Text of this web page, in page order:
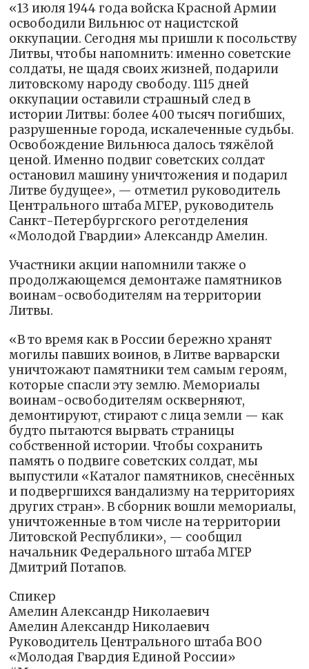
«13 июля 1944 года войска Красной Армии
освободили Вильнюс от нацистской
оккупации. Сегодня мы пришли к посольству
Литвы, чтобы напомнить: именно советские
солдаты, не щадя своих жизней, подарили
литовскому народу свободу. 1115 дней
оккупации оставили страшный след в
истории Литвы: более 400 тысяч погибших,
разрушенные города, искалеченные судьбы.
Освобождение Вильнюса далось тяжёлой
ценой. Именно подвиг советских солдат
остановил машину уничтожения и подарил
Литве будущее», — отметил руководитель
Центрального штаба МГЕР, руководитель
Санкт-Петербургского реготделения
«Молодой Гвардии» Александр Амелин.
Участники акции напомнили также о
продолжающемся демонтаже памятников
воинам-освободителям на территории
Литвы.
«В то время как в России бережно хранят
могилы павших воинов, в Литве варварски
уничтожают памятники тем самым героям,
которые спасли эту землю. Мемориалы
воинам-освободителям оскверняют,
демонтируют, стирают с лица земли — как
будто пытаются вырвать страницы
собственной истории. Чтобы сохранить
память о подвиге советских солдат, мы
выпустили «Каталог памятников, снесённых
и подвергшихся вандализму на территориях
других стран». В сборник вошли мемориалы,
уничтоженные в том числе на территории
Литовской Республики», — сообщил
начальник Федерального штаба МГЕР
Дмитрий Потапов.
Спикер
Амелин Александр Николаевич
Амелин Александр Николаевич
Руководитель Центрального штаба ВОО
«Молодая Гвардия Единой России»